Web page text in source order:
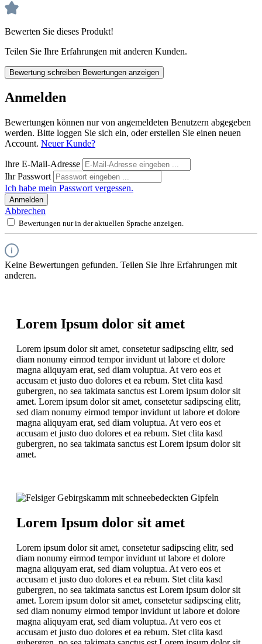
Bewerten Sie dieses Produkt!
Teilen Sie Ihre Erfahrungen mit anderen Kunden.
Bewertung schreiben Bewertungen anzeigen
Anmelden
Bewertungen können nur von angemeldeten Benutzern abgegeben
werden. Bitte loggen Sie sich ein, oder erstellen Sie einen neuen
Account. Neuer Kunde?
Ihre E-Mail-Adresse
Ihr Passwort
Ich habe mein Passwort vergessen.
Anmelden
Abbrechen
Bewertungen nur in der aktuellen Sprache anzeigen.
Keine Bewertungen gefunden. Teilen Sie Ihre Erfahrungen mit
anderen.
Lorem Ipsum dolor sit amet
Lorem ipsum dolor sit amet, consetetur sadipscing elitr, sed
diam nonumy eirmod tempor invidunt ut labore et dolore
magna aliquyam erat, sed diam voluptua. At vero eos et
accusam et justo duo dolores et ea rebum. Stet clita kasd
gubergren, no sea takimata sanctus est Lorem ipsum dolor sit
amet. Lorem ipsum dolor sit amet, consetetur sadipscing elitr,
sed diam nonumy eirmod tempor invidunt ut labore et dolore
magna aliquyam erat, sed diam voluptua. At vero eos et
accusam et justo duo dolores et ea rebum. Stet clita kasd
gubergren, no sea takimata sanctus est Lorem ipsum dolor sit
amet.
Lorem Ipsum dolor sit amet
Lorem ipsum dolor sit amet, consetetur sadipscing elitr, sed
diam nonumy eirmod tempor invidunt ut labore et dolore
magna aliquyam erat, sed diam voluptua. At vero eos et
accusam et justo duo dolores et ea rebum. Stet clita kasd
gubergren, no sea takimata sanctus est Lorem ipsum dolor sit
amet. Lorem ipsum dolor sit amet, consetetur sadipscing elitr,
sed diam nonumy eirmod tempor invidunt ut labore et dolore
magna aliquyam erat, sed diam voluptua. At vero eos et
accusam et justo duo dolores et ea rebum. Stet clita kasd